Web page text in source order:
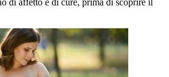
di affetto e di cure, prima di scoprire il